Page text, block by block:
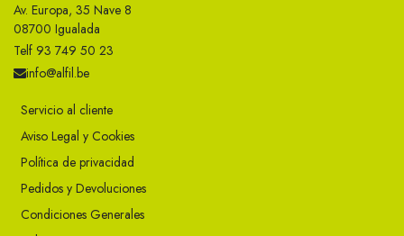
Av. Europa, 35 Nave 8
08700 Igualada
Telf 93 749 50 23
info@alfil.be
Servicio al cliente
Aviso Legal y Cookies
Política de privacidad
Pedidos y Devoluciones
Condiciones Generales